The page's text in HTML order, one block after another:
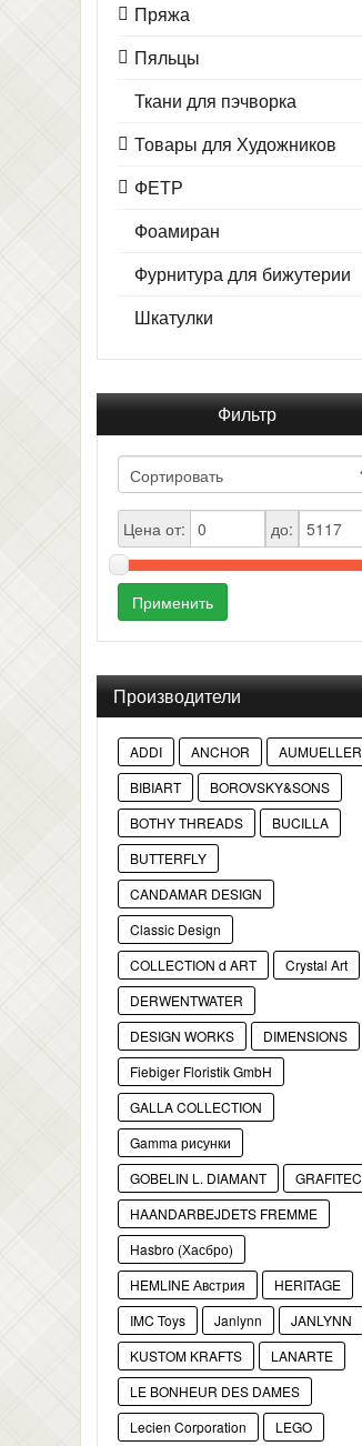
Пряжа
Пяльцы
Ткани для пэчворка
Товары для Художников
ФЕТР
Фоамиран
Фурнитура для бижутерии
Шкатулки
Фильтр
Цена от: до:
Применить
Производители
ADDI ANCHOR
AUMUELLER
BIBIART
BOROVSKY&SONS
BOTHY THREADS
BUCILLA
BUTTERFLY
CANDAMAR DESIGN
Classic Design
COLLECTION d ART
Crystal Art
DERWENTWATER
DESIGN WORKS
DIMENSIONS
Fiebiger Floristik GmbH
GALLA COLLECTION
Gamma рисунки
GOBELIN L. DIAMANT
GRAFITEC
HAANDARBEJDETS FREMME
Hasbro (Хасбро)
HEMLINE Австрия
HERITAGE
IMC Toys
Janlynn
JANLYNN
KUSTOM KRAFTS
LANARTE
LE BONHEUR DES DAMES
Lecien Corporation
LEGO